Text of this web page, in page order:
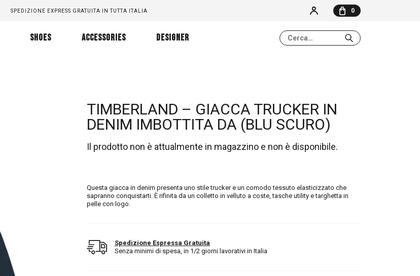
SPEDIZIONE EXPRESS GRATUITA IN TUTTA ITALIA 0
NESSUN ELEMENTO NEL CARRELLO
SHOES ACCESSORIES DESIGNER
TIMBERLAND – GIACCA TRUCKER IN
DENIM IMBOTTITA DA (BLU SCURO)
Il prodotto non è attualmente in magazzino e non è disponibile.
Questa giacca in denim presenta uno stile trucker e un comodo tessuto elasticizzato che
sapranno conquistarti. È rifinita da un colletto in velluto a coste, tasche utility e targhetta in
pelle con logo.
Spedizione Espressa Gratuita
Senza minimi di spesa, in 1/2 giorni lavorativi in Italia